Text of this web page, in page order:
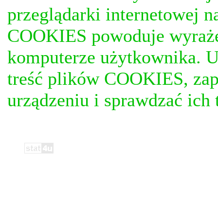
przeglądarki internetowej
COOKIES powoduje
komputerze użytkownika.
treść plików COOKIES,
urządzeniu i sprawdzać ich